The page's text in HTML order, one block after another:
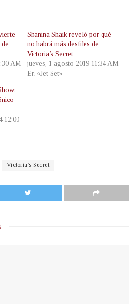
AM
Shanina Shaik reveló por qué
no habrá más desfiles de
Victoria’s Secret
jueves, 1 agosto 2019 11:34 AM
En «Jet Set»
12:00
Victoria’s Secret